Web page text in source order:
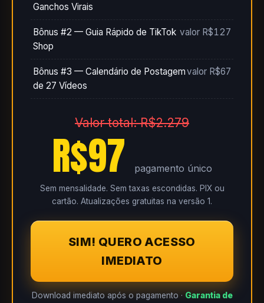
Ganchos Virais
Bônus #2 — Guia Rápido de TikTok
Shop
valor R$127
Bônus #3 — Calendário de Postagem
de 27 Vídeos
valor R$67
Valor total: R$2.279
R$97 pagamento único
Sem mensalidade. Sem taxas escondidas. PIX ou
cartão. Atualizações gratuitas na versão 1.
SIM! QUERO ACESSO
IMEDIATO
Download imediato após o pagamento · Garantia de